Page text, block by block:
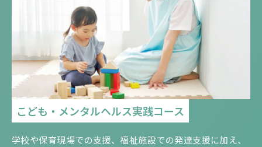
こども・メンタルヘルス実践コース
学校や保育現場での支援、福祉施設での発達支援に加え、